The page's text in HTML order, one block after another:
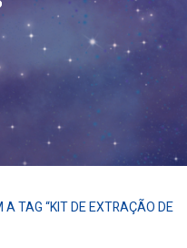
TAG “KIT DE EXTRAÇÃO DE